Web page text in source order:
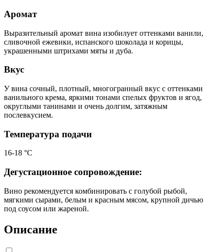
Аромат
Выразительный аромат вина изобилует оттенками ванили,
сливочной ежевики, испанского шоколада и корицы,
украшенными штрихами мяты и дуба.
Вкус
У вина сочный, плотный, многогранный вкус с оттенками
ванильного крема, яркими тонами спелых фруктов и ягод,
округлыми танинами и очень долгим, затяжным
послевкусием.
Температура подачи
16-18 °С
Дегустационное сопровождение:
Вино рекомендуется комбинировать с голубой рыбой,
мягкими сырами, белым и красным мясом, крупной дичью
под соусом или жареной.
Описание